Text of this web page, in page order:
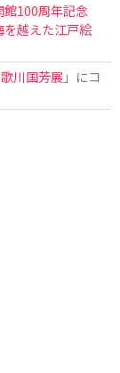
館100周年記念
越えた江戸絵
川国芳展 」にコ